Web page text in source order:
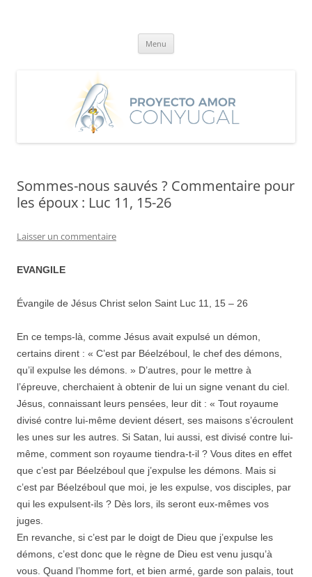
Menu
Sommes-nous sauvés ? Commentaire pour
les époux : Luc 11, 15-26
Laisser un commentaire
EVANGILE
Évangile de Jésus Christ selon Saint Luc 11, 15 – 26
En ce temps-là, comme Jésus avait expulsé un démon,
certains dirent : « C’est par Béelzéboul, le chef des démons,
qu’il expulse les démons. » D’autres, pour le mettre à
l’épreuve, cherchaient à obtenir de lui un signe venant du ciel.
Jésus, connaissant leurs pensées, leur dit : « Tout royaume
divisé contre lui-même devient désert, ses maisons s’écroulent
les unes sur les autres. Si Satan, lui aussi, est divisé contre lui-
même, comment son royaume tiendra-t-il ? Vous dites en effet
que c’est par Béelzéboul que j’expulse les démons. Mais si
c’est par Béelzéboul que moi, je les expulse, vos disciples, par
qui les expulsent-ils ? Dès lors, ils seront eux-mêmes vos
juges.
En revanche, si c’est par le doigt de Dieu que j’expulse les
démons, c’est donc que le règne de Dieu est venu jusqu’à
vous. Quand l’homme fort, et bien armé, garde son palais, tout